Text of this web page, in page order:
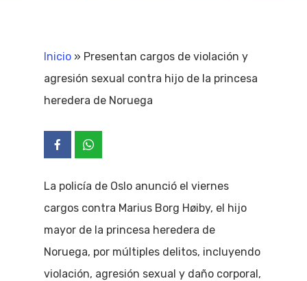
Inicio » Presentan cargos de violación y
agresión sexual contra hijo de la princesa
heredera de Noruega
La policía de Oslo anunció el viernes
cargos contra Marius Borg Høiby, el hijo
mayor de la princesa heredera de
Noruega, por múltiples delitos, incluyendo
violación, agresión sexual y daño corporal,